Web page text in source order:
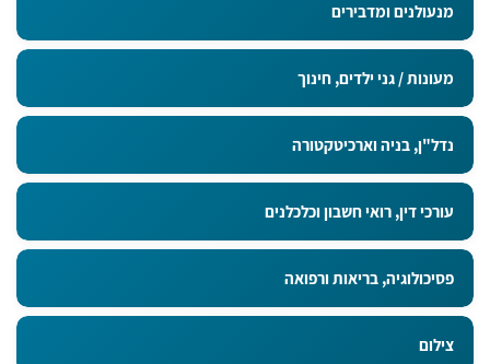
מנעולנים ומדבירים
מעונות / גני ילדים, חינוך
נדל"ן, בניה וארכיטקטורה
עורכי דין, רואי חשבון וכלכלנים
פסיכולוגיה, בריאות ורפואה
צילום